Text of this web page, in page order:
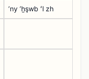
ʼny ʼẖşwb ʻl zh